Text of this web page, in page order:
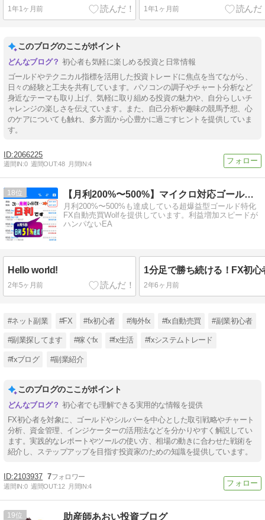
1年1ヶ月前 1年1ヶ月前
このブログのここがポイント
初心者も気軽に楽しめる投資と日常情報
ゴールドやテクニカル指標を活用した投資トレードに焦点を当てながら、
日々の経験と工夫を共有しています。パソコンの調子やチャート分析など
身近なテーマも取り上げ、気軽に取り組める投資の魅力や、自分らしいチ
ャレンジの楽しさを伝えています。また、自己分析や趣味の競馬予想、心
のケアについても触れ、多方面から心豊かに過ごすヒントを提供していま
す。
2066225
週間IN:0 週間OUT:48 月間IN:4
18 【月利200%〜500%】マイクロ対応ゴールドFX自動売買
月利200%〜500%も達成している超爆益型ゴールド特化
FX自動売買Wolfを提供しています。利益増加スピードが
ハンパないEA
Hello world!
2年5ヶ月前 2年6ヶ月前
#ネット副業 #FX #fx初心者 #海外fx #fx自動売買 #副業初心者
#副業探してます #稼ぐfx #fx生活 #fxシステムトレード
#fxブログ #副業紹介
このブログのここがポイント
初心者でも理解できる実用的な情報を提供
FX初心者を対象に、ゴールドやシルバーを中心とした取引戦略やチャート
分析、資金管理、インジケーターの活用法などを分かりやすく解説してい
ます。実践的なレポートやツールの使い方、相場の動きに合わせた戦術を
紹介し、ステップアップを目指す投資家のための知識を提供しています。
2103937 7
週間IN:0 週間OUT:12 月間IN:4
19 助産師あおい投資ブログ